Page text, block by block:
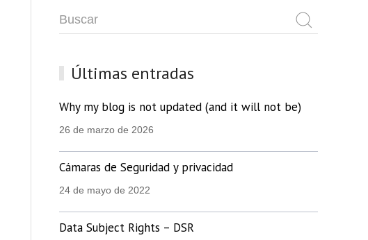
Últimas entradas
Why my blog is not updated (and it will not be)
26 de marzo de 2026
Cámaras de Seguridad y privacidad
24 de mayo de 2022
Data Subject Rights – DSR